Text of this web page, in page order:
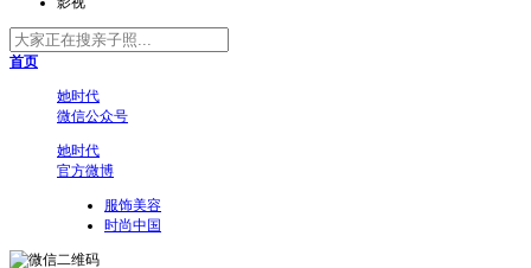
首页
她时代
微信公众号
她时代
官方微博
服饰美容
时尚中国